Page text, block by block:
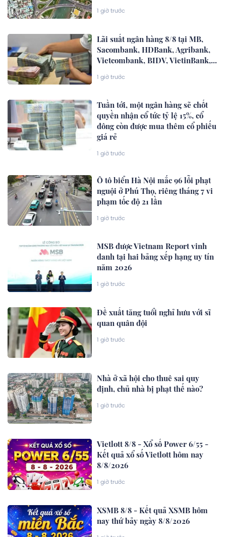
1 giờ trước
Lãi suất ngân hàng 8/8 tại MB,
Sacombank, HDBank, Agribank,
Vietcombank, BIDV, VietinBank,...
1 giờ trước
Tuần tới, một ngân hàng sẽ chốt
quyền nhận cổ tức tỷ lệ 15%, cổ
đông còn được mua thêm cổ phiếu
giá rẻ
1 giờ trước
Ô tô biển Hà Nội mắc 96 lỗi phạt
nguội ở Phú Thọ, riêng tháng 7 vi
phạm tốc độ 21 lần
1 giờ trước
MSB được Vietnam Report vinh
danh tại hai bảng xếp hạng uy tín
năm 2026
1 giờ trước
Đề xuất tăng tuổi nghỉ hưu với sĩ
quan quân đội
1 giờ trước
Nhà ở xã hội cho thuê sai quy
định, chủ nhà bị phạt thế nào?
1 giờ trước
Vietlott 8/8 - Xổ số Power 6/55 -
Kết quả xổ số Vietlott hôm nay
8/8/2026
1 giờ trước
XSMB 8/8 - Kết quả XSMB hôm
nay thứ bảy ngày 8/8/2026